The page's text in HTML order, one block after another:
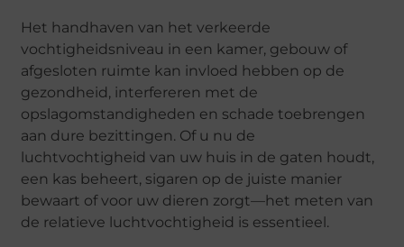
Het handhaven van het verkeerde
vochtigheidsniveau in een kamer, gebouw of
afgesloten ruimte kan invloed hebben op de
gezondheid, interfereren met de
opslagomstandigheden en schade toebrengen
aan dure bezittingen. Of u nu de
luchtvochtigheid van uw huis in de gaten houdt,
een kas beheert, sigaren op de juiste manier
bewaart of voor uw dieren zorgt—het meten van
de relatieve luchtvochtigheid is essentieel.